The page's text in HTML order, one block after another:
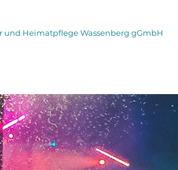
und Heimatpflege Wassenberg gGmbH